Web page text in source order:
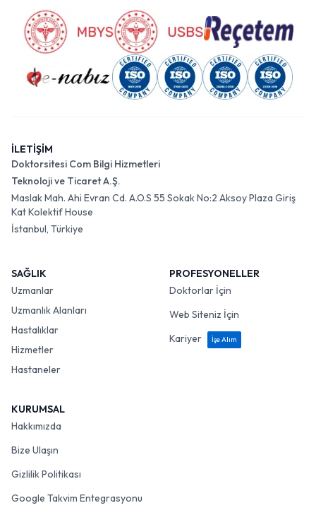
İLETİŞİM
Doktorsitesi Com Bilgi Hizmetleri
Teknoloji ve Ticaret A.Ş.
Maslak Mah. Ahi Evran Cd. A.O.S 55 Sokak No:2 Aksoy Plaza Giriş
Kat Kolektif House
İstanbul, Türkiye
SAĞLIK
Uzmanlar
Uzmanlık Alanları
Hastalıklar
Hizmetler
Hastaneler
PROFESYONELLER
Doktorlar İçin
Web Siteniz İçin
Kariyer
İşe Alım
KURUMSAL
Hakkımızda
Bize Ulaşın
Gizlilik Politikası
Google Takvim Entegrasyonu